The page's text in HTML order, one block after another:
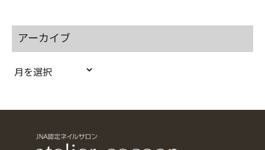
アーカイブ
ア